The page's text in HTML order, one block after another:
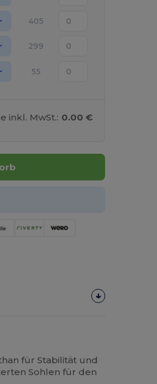
405
299
55
inkl. MwSt.: 0.00 €
für Stabilität und
Sohlen für den